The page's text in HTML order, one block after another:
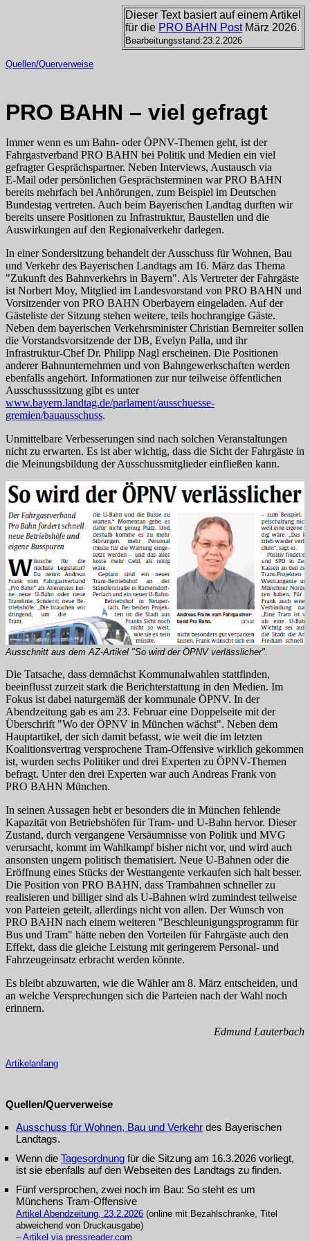
Dieser Text basiert auf einem Artikel
für die PRO BAHN PostMärz 2026.
Bearbeitungsstand:23.2.2026
Quellen/Querverweise
PRO BAHN – viel gefragt
Immer wenn es um Bahn- oder ÖPNV-Themen geht, ist der
Fahrgastverband PRO BAHN bei Politik und Medien ein viel
gefragter Gesprächspartner. Neben Interviews, Austausch via
E‑Mail oder persönlichen Gesprächsterminen war PRO BAHN
bereits mehrfach bei Anhörungen, zum Beispiel im Deutschen
Bundestag vertreten. Auch beim Bayerischen Landtag durften wir
bereits unsere Positionen zu Infrastruktur, Baustellen und die
Auswirkungen auf den Regionalverkehr darlegen.
In einer Sondersitzung behandelt der Ausschuss für Wohnen, Bau
und Verkehr des Bayerischen Landtags am 16. März das Thema
"Zukunft des Bahnverkehrs in Bayern". Als Vertreter der Fahrgäste
ist Norbert Moy, Mitglied im Landesvorstand von PRO BAHN und
Vorsitzender von PRO BAHN Oberbayern eingeladen. Auf der
Gästeliste der Sitzung stehen weitere, teils hochrangige Gäste.
Neben dem bayerischen Verkehrsminister Christian Bernreiter sollen
die Vorstandsvorsitzende der DB, Evelyn Palla, und ihr
Infrastruktur-Chef Dr. Philipp Nagl erscheinen. Die Positionen
anderer Bahnunternehmen und von Bahngewerkschaften werden
ebenfalls angehört. Informationen zur nur teilweise öffentlichen
Ausschusssitzung gibt es unter
www.bayern.landtag.de/parlament/ausschuesse-
gremien/bauausschuss.
Unmittelbare Verbesserungen sind nach solchen Veranstaltungen
nicht zu erwarten. Es ist aber wichtig, dass die Sicht der Fahrgäste in
die Meinungsbildung der Ausschussmitglieder einfließen kann.
Ausschnitt aus dem AZ-Artikel "So wird der ÖPNV verlässlicher".
Die Tatsache, dass demnächst Kommunalwahlen stattfinden,
beeinflusst zurzeit stark die Berichterstattung in den Medien. Im
Fokus ist dabei naturgemäß der kommunale ÖPNV. In der
Abendzeitung gab es am 23. Februar eine Doppelseite mit der
Überschrift "Wo der ÖPNV in München wächst". Neben dem
Hauptartikel, der sich damit befasst, wie weit die im letzten
Koalitionsvertrag versprochene Tram-Offensive wirklich gekommen
ist, wurden sechs Politiker und drei Experten zu ÖPNV-Themen
befragt. Unter den drei Experten war auch Andreas Frank von
PRO BAHN München.
In seinen Aussagen hebt er besonders die in München fehlende
Kapazität von Betriebshöfen für Tram- und U‑Bahn hervor. Dieser
Zustand, durch vergangene Versäumnisse von Politik und MVG
verursacht, kommt im Wahlkampf bisher nicht vor, und wird auch
ansonsten ungern politisch thematisiert. Neue U‑Bahnen oder die
Eröffnung eines Stücks der Westtangente verkaufen sich halt besser.
Die Position von PRO BAHN, dass Trambahnen schneller zu
realisieren und billiger sind als U‑Bahnen wird zumindest teilweise
von Parteien geteilt, allerdings nicht von allen. Der Wunsch von
PRO BAHN nach einem weiteren "Beschleunigungsprogramm für
Bus und Tram" hätte neben den Vorteilen für Fahrgäste auch den
Effekt, dass die gleiche Leistung mit geringerem Personal- und
Fahrzeugeinsatz erbracht werden könnte.
Es bleibt abzuwarten, wie die Wähler am 8. März entscheiden, und
an welche Versprechungen sich die Parteien nach der Wahl noch
erinnern.
Edmund Lauterbach
Artikelanfang
Quellen/Querverweise
Ausschuss für Wohnen, Bau und Verkehr des Bayerischen
Landtags.
Wenn dieTagesordnung für die Sitzung am 16.3.2026 vorliegt,
ist sie ebenfalls auf den Webseiten des Landtags zu finden.
Fünf versprochen, zwei noch im Bau: So steht es um
Münchens Tram-Offensive
Artikel Abendzeitung, 23.2.2026 (online mit Bezahlschranke, Titel
abweichend von Druckausgabe)
–Artikel via pressreader.com